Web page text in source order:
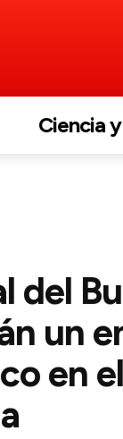
Ciencia
del
un
en